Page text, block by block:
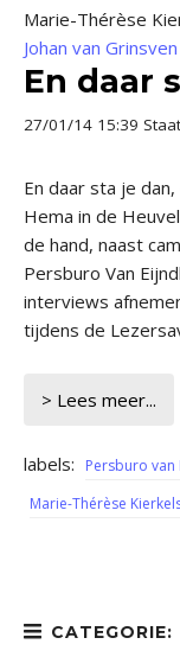
Marie-Thérèse
Johan van Grinsven
En daar
27/01/14 15:39
En daar sta je
Hema in de
de hand, naast
Persburo Van
interviews
tijdens de
> Lees meer...
labels: Persburo van
Marie-Thérèse